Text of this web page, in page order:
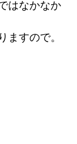
はなかなか
ますので。